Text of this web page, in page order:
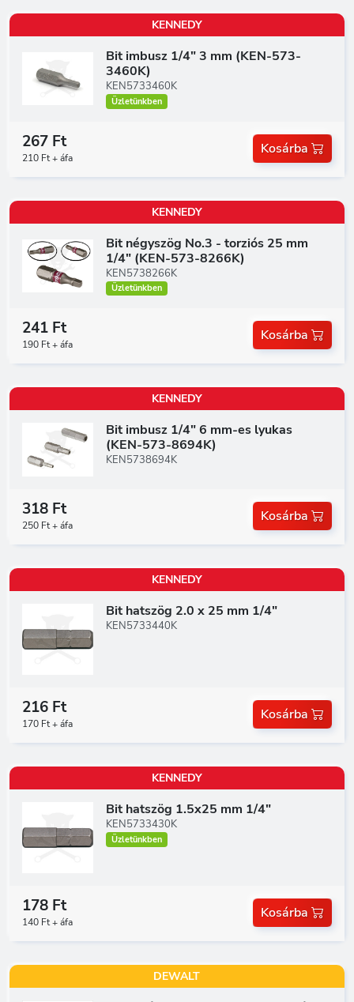
KENNEDY
Bit imbusz 1/4" 3 mm (KEN-573-
3460K)
KEN5733460K
Üzletünkben
267 Ft
210 Ft + áfa
Kosárba
KENNEDY
Bit négyszög No.3 - torziós 25 mm
1/4" (KEN-573-8266K)
KEN5738266K
Üzletünkben
241 Ft
190 Ft + áfa
Kosárba
KENNEDY
Bit imbusz 1/4" 6 mm-es lyukas
(KEN-573-8694K)
KEN5738694K
318 Ft
250 Ft + áfa
Kosárba
KENNEDY
Bit hatszög 2.0 x 25 mm 1/4"
KEN5733440K
216 Ft
170 Ft + áfa
Kosárba
KENNEDY
Bit hatszög 1.5x25 mm 1/4"
KEN5733430K
Üzletünkben
178 Ft
140 Ft + áfa
Kosárba
DEWALT